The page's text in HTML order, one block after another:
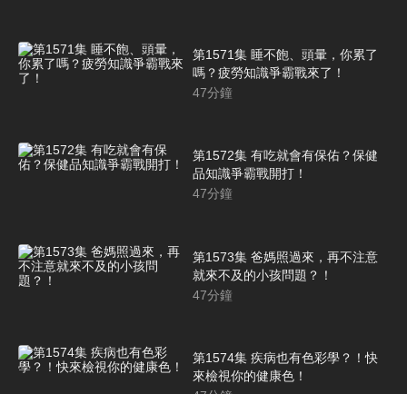
第1571集 睡不飽、頭暈，你累了
嗎？疲勞知識爭霸戰來了！
47分鐘
第1572集 有吃就會有保佑？保健
品知識爭霸戰開打！
47分鐘
第1573集 爸媽照過來，再不注意
就來不及的小孩問題？！
47分鐘
第1574集 疾病也有色彩學？！快
來檢視你的健康色！